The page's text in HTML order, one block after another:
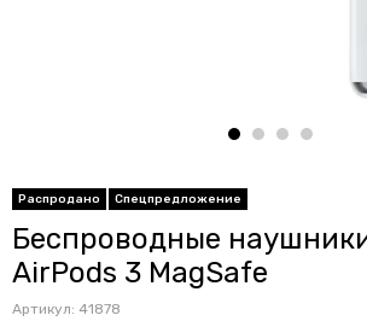
Распродано Спецпредложение
Беспроводные
AirPods 3 MagSafe
Артикул: 41878